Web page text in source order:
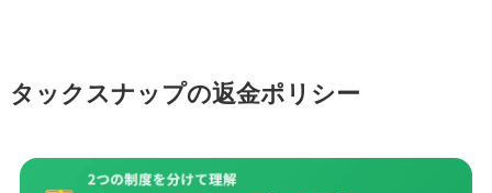
タックスナップの返金ポリシー